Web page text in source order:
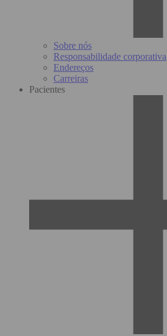
Sobre nós
Responsabilidade corporativa
Endereços
Carreiras
Pacientes